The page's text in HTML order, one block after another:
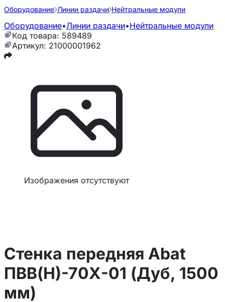
Оборудование Линии раздачи Нейтральные модули
Оборудование•Линии раздачи•Нейтральные модули
Код товара: 589489
Артикул: 21000001962
Изображения отсутствуют
Стенка передняя Abat
ПВВ(Н)-70Х-01 (Дуб, 1500
мм)